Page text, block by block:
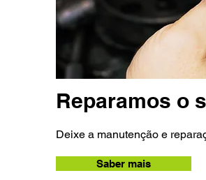
Reparamos o
Deixe a manutenção e
Saber mais